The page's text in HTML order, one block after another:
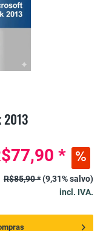
*
R$85,90 *(9,31% salvo)
incl. IVA.